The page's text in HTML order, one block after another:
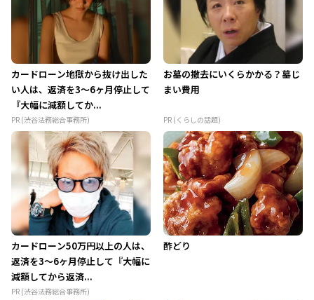
カードローン地獄から抜け出した
い人は、返済を3～6ヶ月停止して
『大幅に減額してか...
PR (渋谷法務総合事務所)
お墓の撤去にいくらかかる？墓じ
まい費用
PR (くらしの話題)
カードローン50万円以上の人は、
返済を3～6ヶ月停止して『大幅に
減額してから返済...
PR (渋谷法務総合事務所)
酢どり